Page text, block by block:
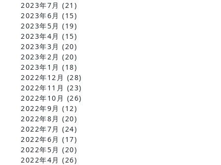
2023年7月 (21)
2023年6月 (15)
2023年5月 (19)
2023年4月 (15)
2023年3月 (20)
2023年2月 (20)
2023年1月 (18)
2022年12月 (28)
2022年11月 (23)
2022年10月 (26)
2022年9月 (12)
2022年8月 (20)
2022年7月 (24)
2022年6月 (17)
2022年5月 (20)
2022年4月 (26)